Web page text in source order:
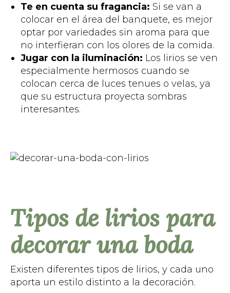
Te en cuenta su fragancia: Si se van a
colocar en el área del banquete, es mejor
optar por variedades sin aroma para que
no interfieran con los olores de la comida.
Jugar con la iluminación: Los lirios se ven
especialmente hermosos cuando se
colocan cerca de luces tenues o velas, ya
que su estructura proyecta sombras
interesantes.
Tipos de lirios para
decorar una boda
Existen diferentes tipos de lirios, y cada uno
aporta un estilo distinto a la decoración.